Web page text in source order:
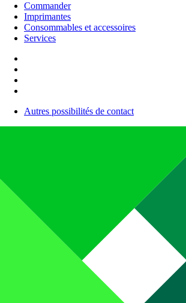
Commander
Imprimantes
Consommables et accessoires
Services
Autres possibilités de contact